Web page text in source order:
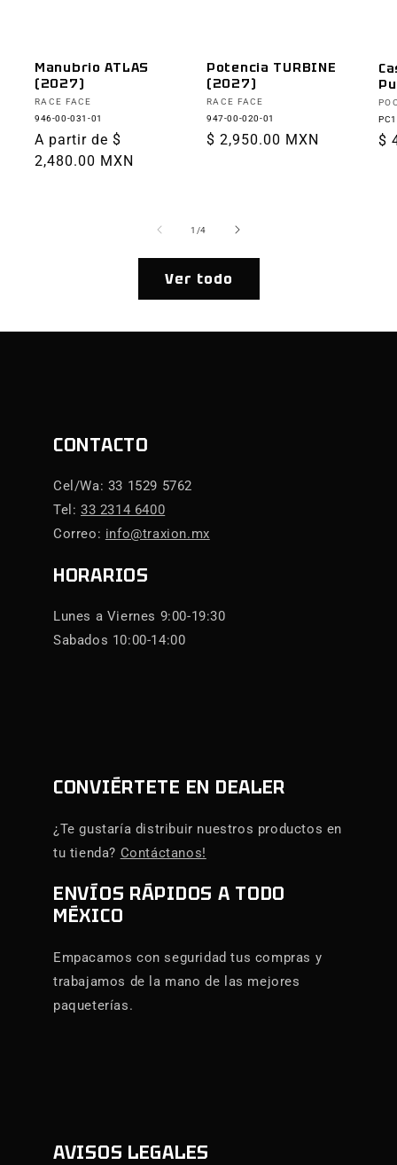
Manubrio ATLAS
(2027)
Proveedor:
RACE FACE
946-00-031-01
Precio
habitual
A partir de $
2,480.00 MXN
Potencia TURBINE
(2027)
Proveedor:
RACE FACE
947-00-020-01
Precio
$ 2,950.00 MXN $
1 /de
4
Ver todo
CONTACTO
Cel/Wa: 33 1529 5762
Tel:33 2314 6400
Correo: info@traxion.mx
HORARIOS
Lunes a Viernes 9:00-19:30
Sabados 10:00-14:00
CONVIÉRTETE EN DEALER
¿Te gustaría distribuir nuestros productos en
tu tienda? Contáctanos!
ENVÍOS RÁPIDOS A TODO
MÉXICO
Empacamos con seguridad tus compras y
trabajamos de la mano de las mejores
paqueterías.
AVISOS LEGALES